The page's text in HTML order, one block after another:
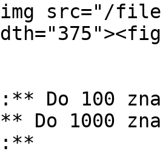
src="/
Do 100
Do 1000